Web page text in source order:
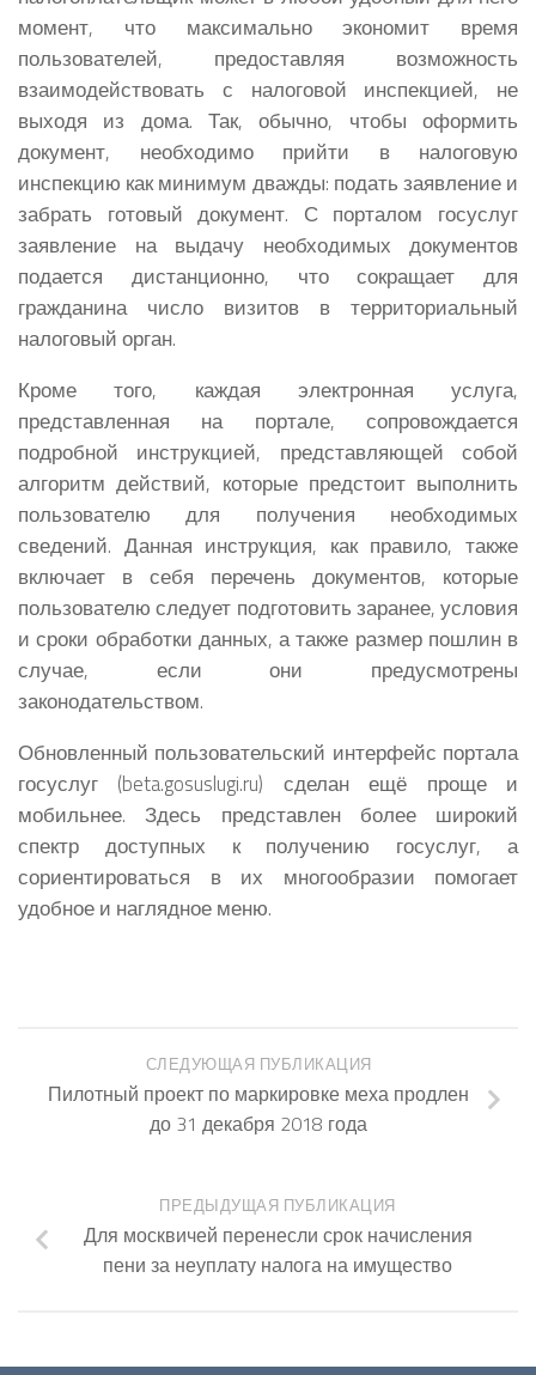
момент, что максимально экономит время
пользователей, предоставляя возможность
взаимодействовать с налоговой инспекцией, не
выходя из дома. Так, обычно, чтобы оформить
документ, необходимо прийти в налоговую
инспекцию как минимум дважды: подать заявление и
забрать готовый документ. С порталом госуслуг
заявление на выдачу необходимых документов
подается дистанционно, что сокращает для
гражданина число визитов в территориальный
налоговый орган.
Кроме того, каждая электронная услуга,
представленная на портале, сопровождается
подробной инструкцией, представляющей собой
алгоритм действий, которые предстоит выполнить
пользователю для получения необходимых
сведений. Данная инструкция, как правило, также
включает в себя перечень документов, которые
пользователю следует подготовить заранее, условия
и сроки обработки данных, а также размер пошлин в
случае, если они предусмотрены
законодательством.
Обновленный пользовательский интерфейс портала
госуслуг (beta.gosuslugi.ru) сделан ещё проще и
мобильнее. Здесь представлен более широкий
спектр доступных к получению госуслуг, а
сориентироваться в их многообразии помогает
удобное и наглядное меню.
СЛЕДУЮЩАЯ ПУБЛИКАЦИЯ
Пилотный проект по маркировке меха продлен
до 31 декабря 2018 года
ПРЕДЫДУЩАЯ ПУБЛИКАЦИЯ
Для москвичей перенесли срок начисления
пени за неуплату налога на имущество